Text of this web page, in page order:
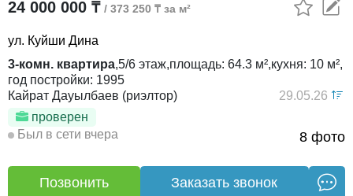
8 фото
24 000 000 ₸ / 373 250 ₸ за м²
ул. Куйши Дина
3-комн. квартира,5/6 этаж,площадь: 64.3 м²,кухня: 10 м²,
год постройки: 1995
Кайрат Дауылбаев (риэлтор)
проверен
29.05.26
Был в сети вчера
Позвонить Заказать звонок